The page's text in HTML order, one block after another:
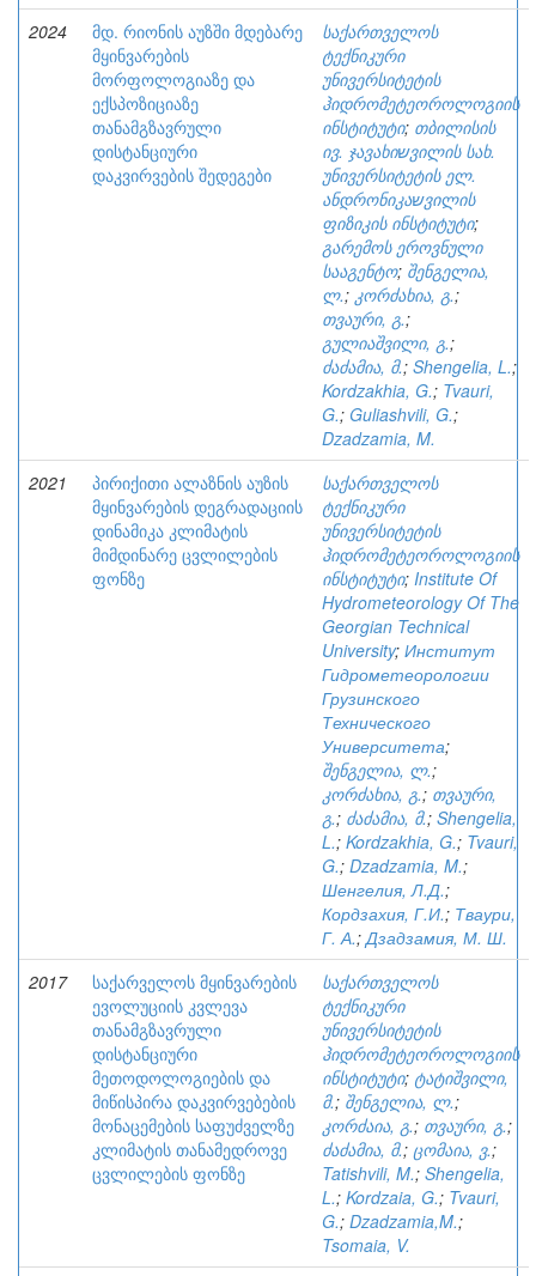
2024
მდ. რიონის აუზში მდებარე
მყინვარების
მორფოლოგიაზე და
ექსპოზიციაზე
თანამგზავრული
დისტანციური
დაკვირვების შედეგები
საქართველოს
ტექნიკური
უნივერსიტეტის
ჰიდრომეტეოროლოგიის
ინსტიტუტი; თბილისის
ივ. ჯავახიשვილის სახ.
უნივერსიტეტის ელ.
ანდრონიკაשვილის
ფიზიკის ინსტიტუტი;
გარემოს ეროვნული
სააგენტო; შენგელია,
ლ.; კორძახია, გ.;
თვაური, გ.;
გულიაშვილი, გ.;
ძაძამია, მ.; Shengelia, L.;
Kordzakhia, G.; Tvauri,
G.; Guliashvili, G.;
Dzadzamia, M.
2021
პირიქითი ალაზნის აუზის
მყინვარების დეგრადაციის
დინამიკა კლიმატის
მიმდინარე ცვლილების
ფონზე
საქართველოს
ტექნიკური
უნივერსიტეტის
ჰიდრომეტეოროლოგიის
ინსტიტუტი; Institute Of
Hydrometeorology Of The
Georgian Technical
University; Институт
Гидрометеорологии
Грузинского
Технического
Университета;
შენგელია, ლ.;
კორძახია, გ.; თვაური,
გ.; ძაძამია, მ.; Shengelia,
L.; Kordzakhia, G.; Tvauri,
G.; Dzadzamia, M.;
Шенгелия, Л.Д.;
Кордзахия, Г.И.; Тваури,
Г. А.;Дзадзамия, М. Ш.
2017
საქარველოს მყინვარების
ევოლუციის კვლევა
თანამგზავრული
დისტანციური
მეთოდოლოგიების და
მიწისპირა დაკვირვებების
მონაცემების საფუძველზე
კლიმატის თანამედროვე
ცვლილების ფონზე
საქართველოს
ტექნიკური
უნივერსიტეტის
ჰიდრომეტეოროლოგიის
ინსტიტუტი; ტატიშვილი,
მ.; შენგელია, ლ.;
კორძაია, გ.; თვაური, გ.;
ძაძამია, მ.; ცომაია, ვ.;
Tatishvili, M.; Shengelia,
L.; Kordzaia, G.; Tvauri,
G.; Dzadzamia,M.;
Tsomaia, V.